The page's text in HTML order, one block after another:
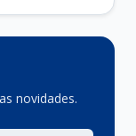
à dengue
novidades.